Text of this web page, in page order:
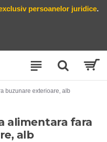
persoanelor juridice.
buzunare exterioare, alb
alimentara fara
alb